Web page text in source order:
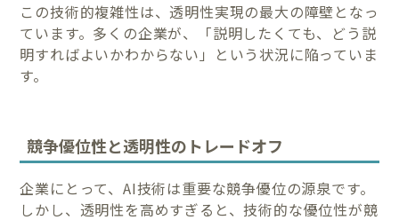
この技術的複雑性は、透明性実現の最大の障壁となっ
ています。多くの企業が、「説明したくても、どう説
明すればよいかわからない」という状況に陥っていま
す。
競争優位性と透明性のトレードオフ
企業にとって、AI技術は重要な競争優位の源泉です。
しかし、透明性を高めすぎると、技術的な優位性が競